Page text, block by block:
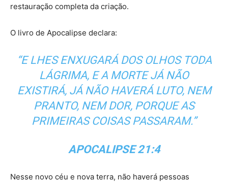
restauração completa da criação.
O livro de Apocalipse declara:
“E LHES ENXUGARÁ DOS OLHOS TODA
LÁGRIMA, E A MORTE JÁ NÃO
EXISTIRÁ, JÁ NÃO HAVERÁ LUTO, NEM
PRANTO, NEM DOR, PORQUE AS
PRIMEIRAS COISAS PASSARAM.”
APOCALIPSE 21:4
Nesse novo céu e nova terra, não haverá pessoas